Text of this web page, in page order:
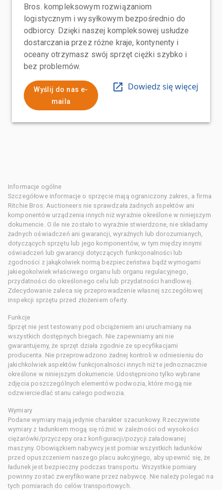
Bros. kompleksowym rozwiązaniom
logistycznym i wysyłkowym bezpośrednio do
odbiorcy. Dzięki naszej kompleksowej usłudze
dostarczania przez różne kraje, kontynenty i
oceany otrzymasz swój sprzęt ciężki szybko i
bez problemów.
Wyślij do nas e-
maila
Dowiedz się więcej
Informacje ogólne
Szczegółowe informacje o sprzęcie mają ograniczony zakres, a firma
Ritchie Bros. Auctioneers nie sprawdzała żadnych aspektów ani
komponentów urządzenia innych niż wyraźnie określone w niniejszym
dokumencie. O ile nie zostało to wyraźnie stwierdzone, nie składamy
żadnych oświadczeń ani gwarancji, wyraźnych lub dorozumianych,
dotyczących sprzętu lub jego komponentów, w tym między innymi
oświadczeń lub gwarancji dotyczących funkcjonalności lub
zgodności z jakąkolwiek normą bezpieczeństwa bądź wymogami
jakiegokolwiek właściwego organu lub organu regulacyjnego,
przydatności do określonego celu lub przydatności handlowej.
Zdecydowanie zaleca się przeprowadzenie własnej szczegółowej
inspekcji sprzętu przed złożeniem oferty.
Funkcje
Sprzęt nie jest testowany pod obciążeniem ani uruchamiany na
wszystkich dostępnych biegach. Nie zapewniamy ani nie
gwarantujemy, że sprzęt działa zgodnie ze specyfikacjami
producenta. Nie przeprowadzono żadnej kontroli w odniesieniu do
jakichkolwiek aspektów funkcjonalności innych niż te jednoznacznie
określone w niniejszym dokumencie. Udostępniono tylko wybrane
zdjęcia poszczególnych elementów podwozia, które mogą nie
odzwierciedlać stanu całego podwozia.
Wymiary
Podane wymiary mają jedynie charakter szacunkowy. Rzeczywiste
wymiary z ładunkiem mogą się różnić w zależności od wysokości
ciężarówki/przyczepy oraz konfiguracji/pozycji załadowanej
maszyny. Obowiązkiem nabywcy jest pomiar wszystkich ładunków
przed opuszczeniem naszego placu aukcyjnego, aby upewnić się, że
ładunek jest bezpieczny podczas transportu. Wszystkie pomiary
powinny zostać zweryfikowane przez nabywcę. Nie należy polegać na
tych pomiarach do celów transportowych.